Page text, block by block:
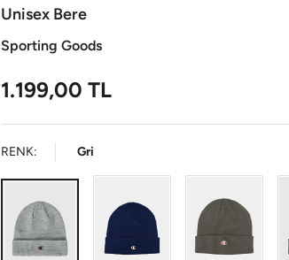
Unisex Bere
Sporting Goods
1.199,00 TL
RENK: Gri